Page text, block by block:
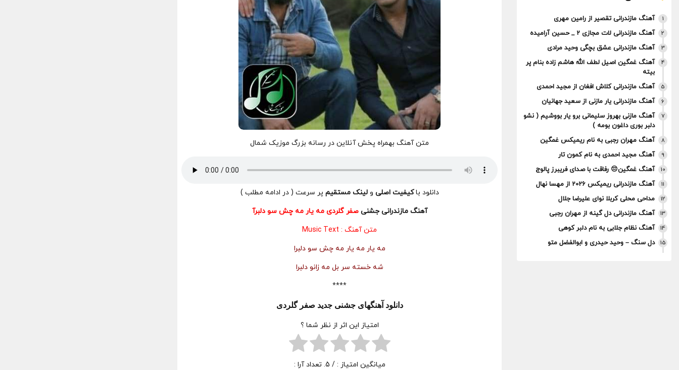
1 آهنگ مازندرانی تقصیر از رامین مهری
2 آهنگ مازندرانی لات مجازی 2 _ حسین آرامیده
3 آهنگ مازندرانی عشق بچگی وحید مرادی
4
آهنگ غمگین اصیل لطف الله هاشم زاده بنام پر
بیته
5 آهنگ مازندرانی کلاش افغان از مجید احمدی
6 آهنگ مازندرانی یار مازنی از سعید جهانیان
7
آهنگ مازنی بهروز سلیمانی برو یار بووشیم ( نشو
دلبر بوری داغون بومه )
8 آهنگ مهران رجبی به نام ریمیکس غمگین
9 آهنگ مجید احمدی به نام کمون تار
10 آهنگ غمگین😔 رفاقت با صدای فریبرز پالوج
11 آهنگ مازندرانی ریمیکس 2026 از مهسا نهال
12 مداحی محلی کربلا نوای علیرضا جلال
13 آهنگ مازندرانی دل گینه از مهران رجبی
14 آهنگ نظام جلابی به نام دلبر کوهی
15 دل سنگ – وحید حیدری و ابوالفضل متو
متن آهنگ بهمراه پخش آنلاین در رسانه بزرگ موزیک شمال
دانلود باکیفیت اصلی ولینک مستقیم پر سرعت ( در ادامه مطلب )
آهنگ مازندرانی جشنی صفر گلردی مه یار مه چش سو دلبرآ
متن آهنگ :
مه یار مه یار مه چش سو دلبرا
شه خسته سر بل مه زانو دلبرا
****
دانلود آهنگهای جشنی جدید صفر گلردی
امتیاز این اثر از نظر شما ؟
میانگین امتیاز :/ 5. تعداد آرا :